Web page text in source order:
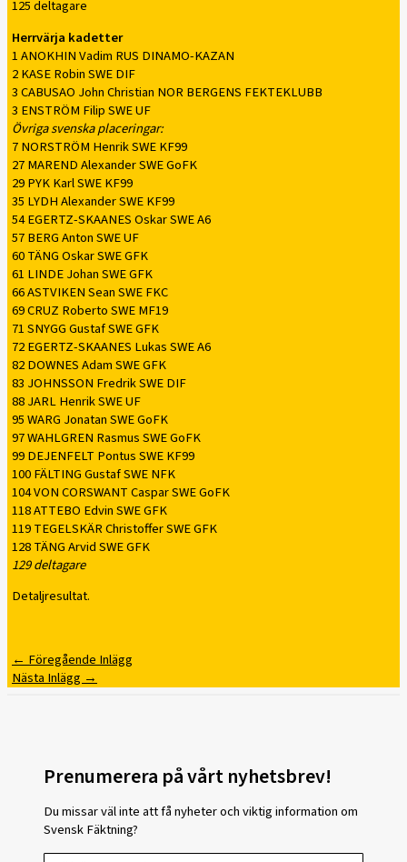
125 deltagare
Herrvärja kadetter
1 ANOKHIN Vadim RUS DINAMO-KAZAN
2 KASE Robin SWE DIF
3 CABUSAO John Christian NOR BERGENS FEKTEKLUBB
3 ENSTRÖM Filip SWE UF
Övriga svenska placeringar:
7 NORSTRÖM Henrik SWE KF99
27 MAREND Alexander SWE GoFK
29 PYK Karl SWE KF99
35 LYDH Alexander SWE KF99
54 EGERTZ-SKAANES Oskar SWE A6
57 BERG Anton SWE UF
60 TÄNG Oskar SWE GFK
61 LINDE Johan SWE GFK
66 ASTVIKEN Sean SWE FKC
69 CRUZ Roberto SWE MF19
71 SNYGG Gustaf SWE GFK
72 EGERTZ-SKAANES Lukas SWE A6
82 DOWNES Adam SWE GFK
83 JOHNSSON Fredrik SWE DIF
88 JARL Henrik SWE UF
95 WARG Jonatan SWE GoFK
97 WAHLGREN Rasmus SWE GoFK
99 DEJENFELT Pontus SWE KF99
100 FÄLTING Gustaf SWE NFK
104 VON CORSWANT Caspar SWE GoFK
118 ATTEBO Edvin SWE GFK
119 TEGELSKÄR Christoffer SWE GFK
128 TÄNG Arvid SWE GFK
129 deltagare
Detaljresultat.
← Föregående Inlägg
Nästa Inlägg →
Prenumerera på vårt nyhetsbrev!
Du missar väl inte att få nyheter och viktig information om
Svensk Fäktning?